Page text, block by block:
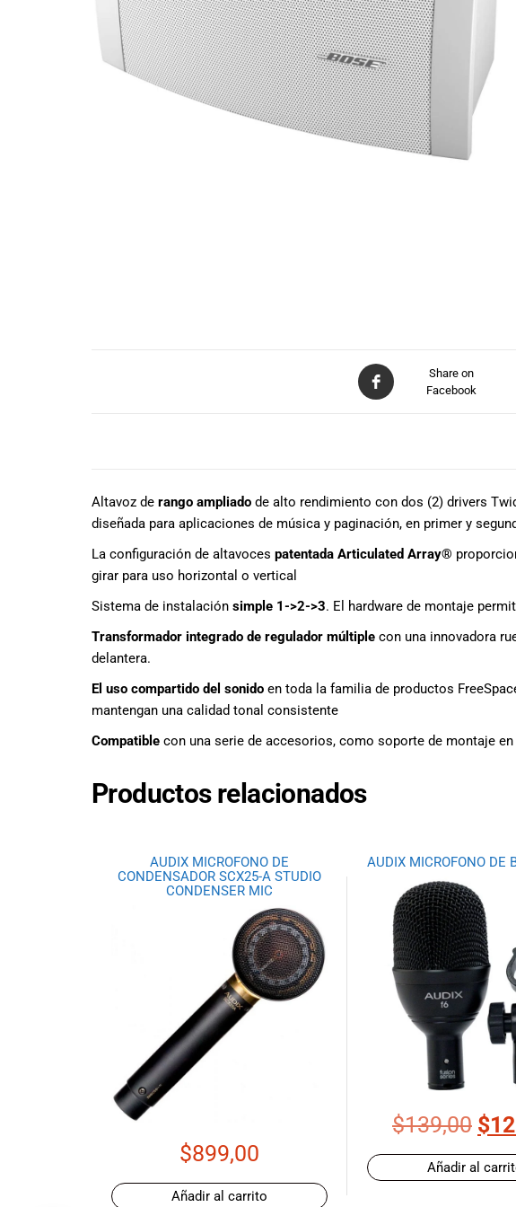
de productos
de las mejores
marcas del
mercado,
música está
aquí para
ayudarte a
encontrar el
instrumento o
equipo de
adecuado para
ti, y ofrecerte el
mejor servicio
al cliente
posible.
Además,
precios
competitivos y
para nuestros
clientes. Ven a
visitarnos en
página web y
recibe tu
pedido en la
comodidad de
tu hogar.
Import Music
Share on
Facebook
Altavoz de rango ampliado de alto rendimiento con dos (2) drivers
diseñada para aplicaciones de música y paginación, en primer y
La configuración de altavoces patentada Articulated Array®
girar para uso horizontal o vertical
Sistema de instalación simple 1->2->3. El hardware de montaje
Transformador integrado de regulador múltiple con una innovadora
delantera.
El uso compartido del sonido en toda la familia de productos
mantengan una calidad tonal consistente
Compatible con una serie de accesorios, como soporte de montaje
Productos relacionados
AUDIX MICROFONO DE
CONDENSADOR SCX25-A STUDIO
CONDENSER MIC
$899,00
Añadir al carrito
AUDIX MICROFONO DE
$139,00 $
Añadir al